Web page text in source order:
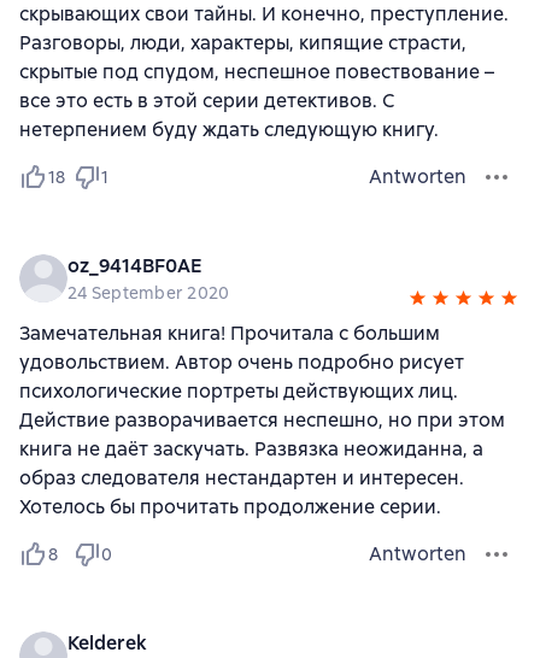
скрывающих свои тайны. И конечно, преступление.
Разговоры, люди, характеры, кипящие страсти,
скрытые под спудом, неспешное повествование –
все это есть в этой серии детективов. С
нетерпением буду ждать следующую книгу.
18 1 Antworten
oz_9414BF0AE
24 September 2020
Замечательная книга! Прочитала с большим
удовольствием. Автор очень подробно рисует
психологические портреты действующих лиц.
Действие разворачивается неспешно, но при этом
книга не даёт заскучать. Развязка неожиданна, а
образ следователя нестандартен и интересен.
Хотелось бы прочитать продолжение серии.
8 0 Antworten
Kelderek